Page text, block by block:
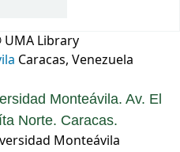
UMA Library
Caracas, Venezuela
Monteávila. Av. El
Norte. Caracas.
Monteávila